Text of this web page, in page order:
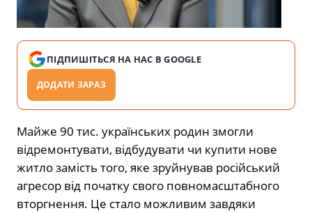
ПІДПИШІТЬСЯ НА НАС В GOOGLE
ДОДАТИ ЗАРАЗ
Майже 90 тис. українських родин змогли
відремонтувати, відбудувати чи купити нове
житло замість того, яке зруйнував російський
агресор від початку свого повномасштабного
вторгнення. Це стало можливим завдяки